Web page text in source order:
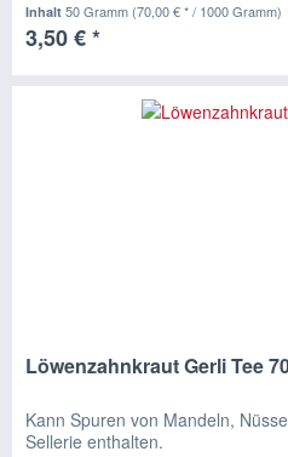
Inhalt50 Gramm (70,00 € * / 1000 Gramm)
3,50 € *
Löwenzahnkraut Gerli Tee
Kann Spuren von Mandeln,
Sellerie enthalten.